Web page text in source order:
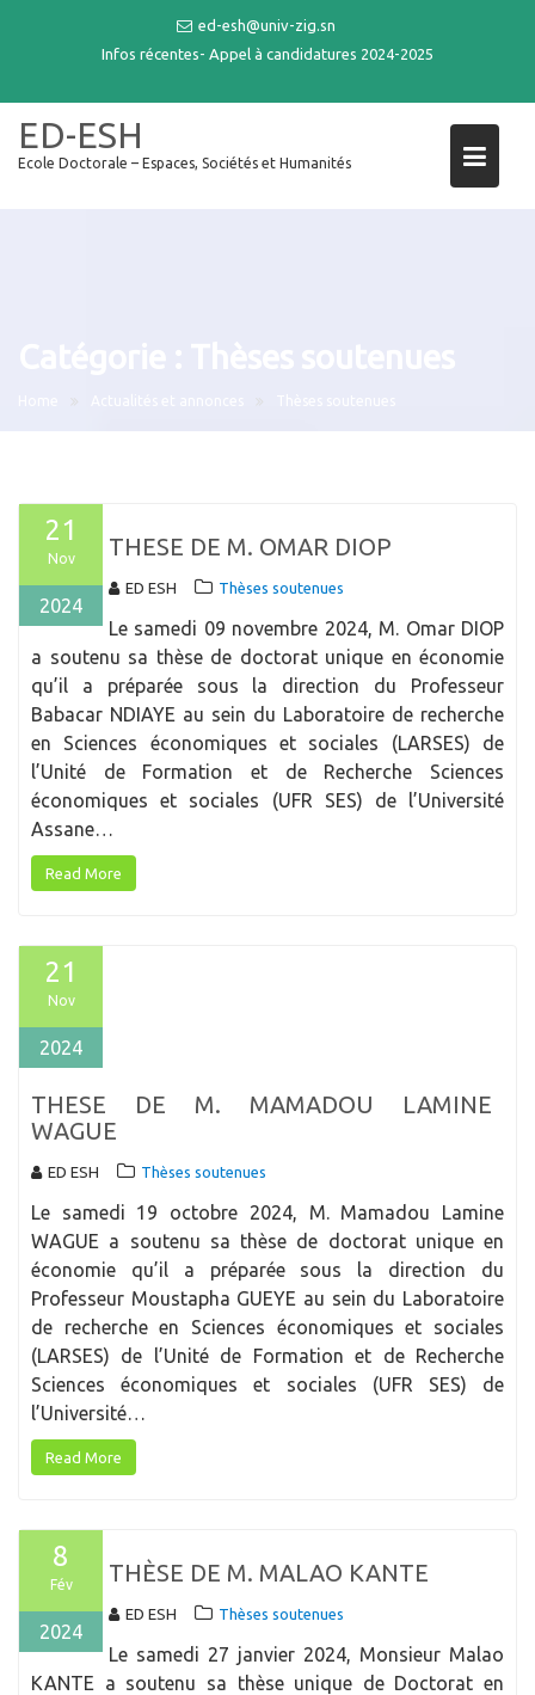
ed-esh@univ-zig.sn
Infos récentes- Appel à candidatures 2024-2025
ED-ESH
Ecole Doctorale – Espaces, Sociétés et Humanités
21
Nov
2024
THESE DE M. OMAR DIOP
ED ESH Thèses soutenues
Le samedi 09 novembre 2024, M. Omar DIOP
a soutenu sa thèse de doctorat unique en économie
qu’il a préparée sous la direction du Professeur
Babacar NDIAYE au sein du Laboratoire de recherche
en Sciences économiques et sociales (LARSES) de
l’Unité de Formation et de Recherche Sciences
économiques et sociales (UFR SES) de l’Université
Assane…
Read More
21
Nov
2024
THESE DE M. MAMADOU LAMINE
WAGUE
ED ESH Thèses soutenues
Le samedi 19 octobre 2024, M. Mamadou Lamine
WAGUE a soutenu sa thèse de doctorat unique en
économie qu’il a préparée sous la direction du
Professeur Moustapha GUEYE au sein du Laboratoire
de recherche en Sciences économiques et sociales
(LARSES) de l’Unité de Formation et de Recherche
Sciences économiques et sociales (UFR SES) de
l’Université…
Read More
8
Fév
2024
THÈSE DE M. MALAO KANTE
ED ESH Thèses soutenues
Le samedi 27 janvier 2024, Monsieur Malao
KANTE a soutenu sa thèse unique de Doctorat en